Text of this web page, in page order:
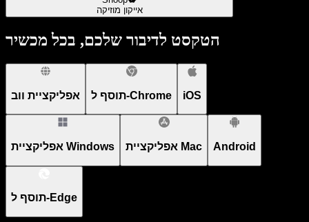
אייקון מוזיקה
הטקסט לדיבור שלכם, בכל מכשיר
אפליקציית ווב תוסף ל-Chrome iOS
אפליקציית Windows אפליקציית Mac Android
תוסף ל-Edge